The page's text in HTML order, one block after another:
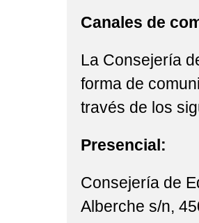
Canales de
La Consejería
forma de
través de los
Presencial:
Consejería de
Alberche s/n,